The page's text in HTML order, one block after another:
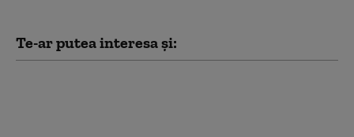
Te-ar putea interesa și: